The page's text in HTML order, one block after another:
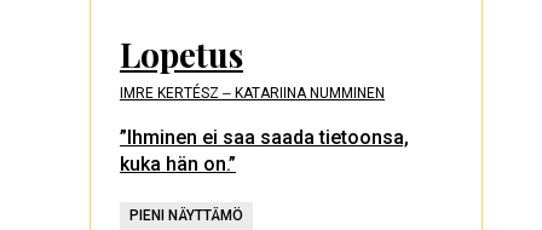
Lopetus
IMRE KERTÉSZ ‒ KATARIINA NUMMINEN
”Ihminen ei saa saada tietoonsa,
kuka hän on.”
PIENI NÄYTTÄMÖ